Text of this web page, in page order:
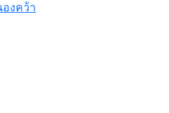
งคว้า